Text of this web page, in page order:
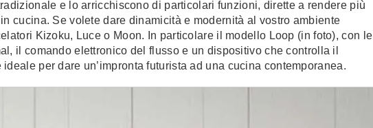
e lo arricchiscono di particolari funzioni, dirette a rendere più
cucina. Se volete dare dinamicità e modernità al vostro ambiente
Kizoku, Luce o Moon. In particolare il modello Loop (in foto), con le
il comando elettronico del flusso e un dispositivo che controlla il
per dare un’impronta futurista ad una cucina contemporanea.